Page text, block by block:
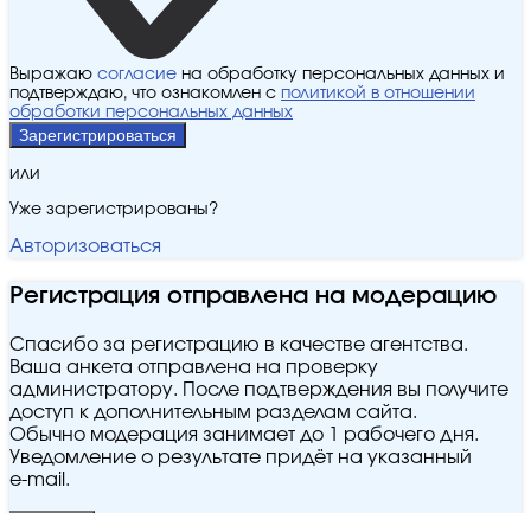
Выражаю согласие на обработку персональных данных и
подтверждаю, что ознакомлен с политикой в отношении
обработки персональных данных
Зарегистрироваться
или
Уже зарегистрированы?
Авторизоваться
Регистрация отправлена на модерацию
Спасибо за регистрацию в качестве агентства.
Ваша анкета отправлена на проверку
администратору. После подтверждения вы получите
доступ к дополнительным разделам сайта.
Обычно модерация занимает до 1 рабочего дня.
Уведомление о результате придёт на указанный
e‑mail.